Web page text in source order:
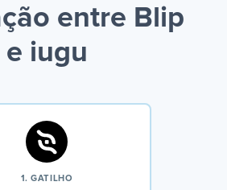
entre Blip
e iugu
1. GATILHO